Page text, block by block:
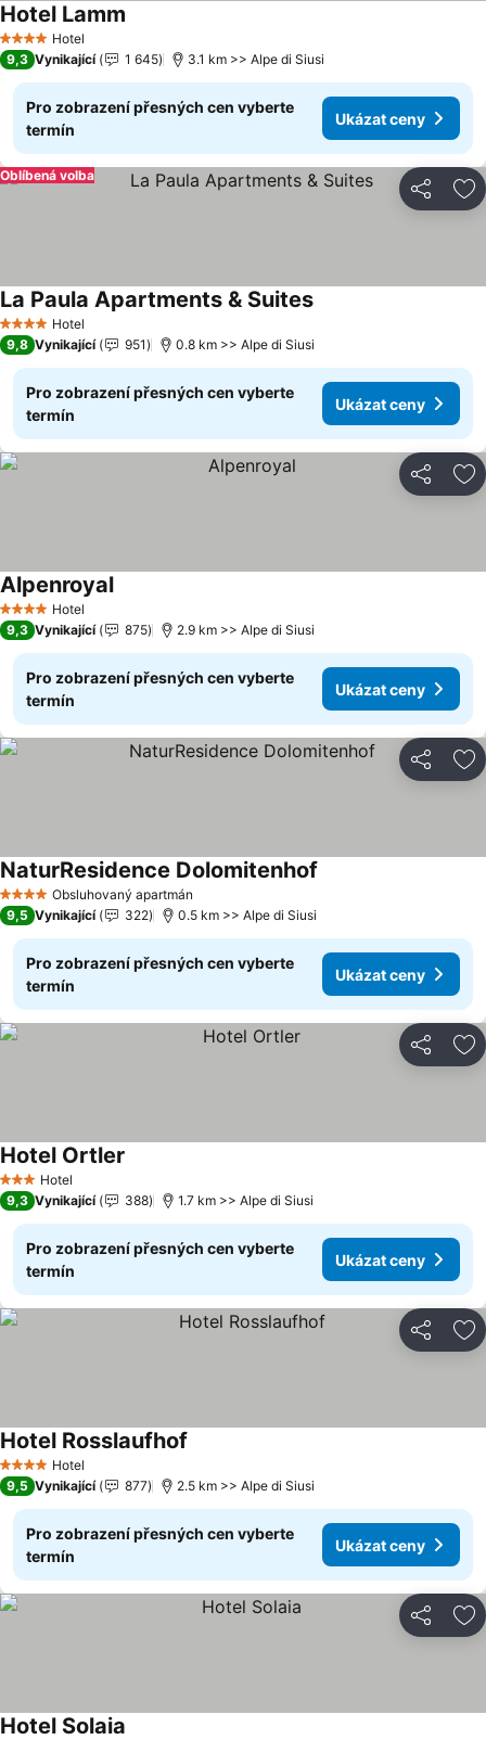
4 Počet hvězdiček
Hotel
Hotel Lamm
9,3 Vynikající 1 645 3.1 km >> Alpe di Siusi
Pro zobrazení přesných cen vyberte
termín
Ukázat ceny
Sdílet
Oblíbená volba
4 Počet hvězdiček
Hotel
La Paula Apartments & Suites
9,8 Vynikající 951 0.8 km >> Alpe di Siusi
Pro zobrazení přesných cen vyberte
termín
Ukázat ceny
Sdílet
4 Počet hvězdiček
Hotel
Alpenroyal
9,3 Vynikající 875 2.9 km >> Alpe di Siusi
Pro zobrazení přesných cen vyberte
termín
Ukázat ceny
Sdílet
4 Počet hvězdiček
Obsluhovaný apartmán
NaturResidence Dolomitenhof
9,5 Vynikající 322 0.5 km >> Alpe di Siusi
Pro zobrazení přesných cen vyberte
termín
Ukázat ceny
Sdílet
3 Počet hvězdiček
Hotel
Hotel Ortler
9,3 Vynikající 388 1.7 km >> Alpe di Siusi
Pro zobrazení přesných cen vyberte
termín
Ukázat ceny
Sdílet
4 Počet hvězdiček
Hotel
Hotel Rosslaufhof
9,5 Vynikající 877 2.5 km >> Alpe di Siusi
Pro zobrazení přesných cen vyberte
termín
Ukázat ceny
Sdílet
Hotel Solaia